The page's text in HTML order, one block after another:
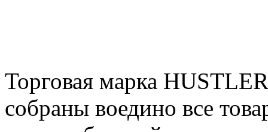
Торговая марка
собраны воедино все